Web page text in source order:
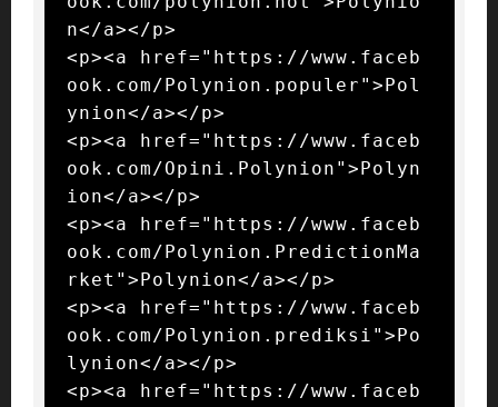
n</a></p>
<p><a href="https://www.faceb
ook.com/Polynion.populer">Pol
ynion</a></p>
<p><a href="https://www.faceb
ook.com/Opini.Polynion">Polyn
ion</a></p>
<p><a href="https://www.faceb
ook.com/Polynion.PredictionMa
rket">Polynion</a></p>
<p><a href="https://www.faceb
ook.com/Polynion.prediksi">Po
lynion</a></p>
<p><a href="https://www.faceb